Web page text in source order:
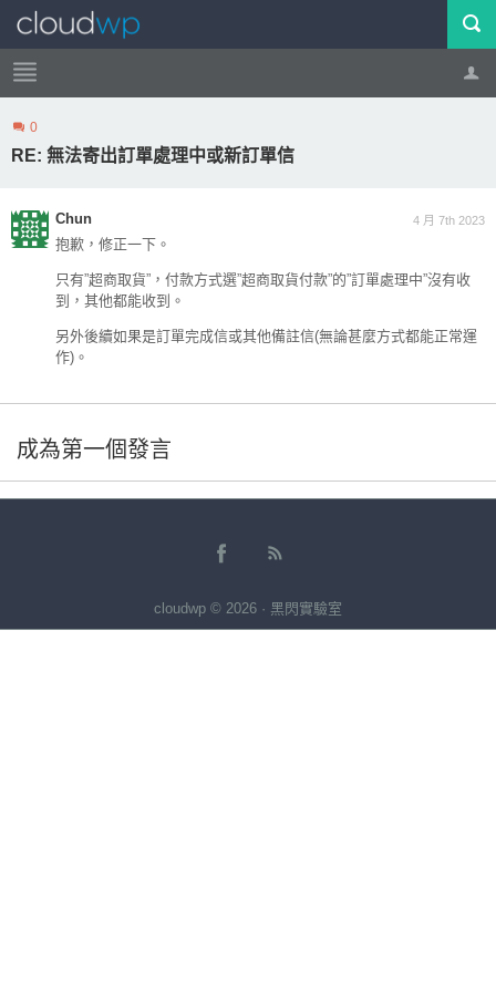
帳號 登出
0
RE: 無法寄出訂單處理中或新訂單信
4 月 7th 2023
Chun
抱歉，修正一下。
只有”超商取貨”，付款方式選”超商取貨付款”的”訂單處理中”沒有收
到，其他都能收到。
另外後續如果是訂單完成信或其他備註信(無論甚麼方式都能正常運
作)。
成為第一個發言
cloudwp © 2026 · 黑閃實驗室